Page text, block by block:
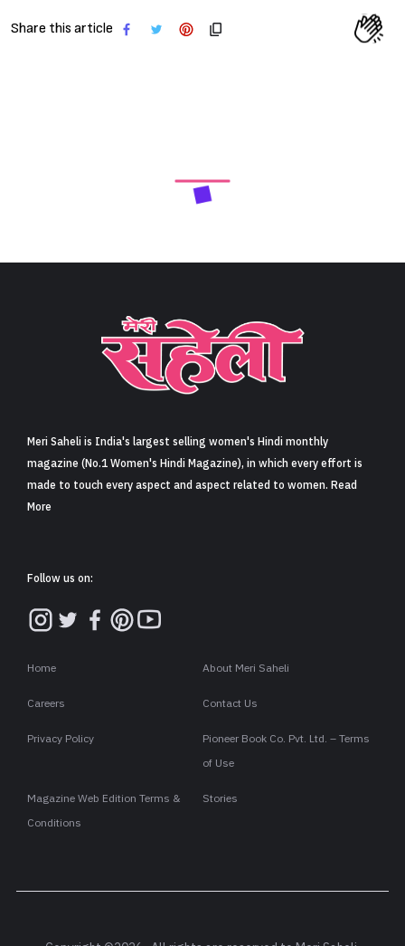
Share this article
Meri Saheli is India's largest selling women's Hindi monthly
magazine (No.1 Women's Hindi Magazine), in which every effort is
made to touch every aspect and aspect related to women. Read
More
Follow us on:
Home About Meri Saheli
Careers Contact Us
Privacy Policy
Pioneer Book Co. Pvt. Ltd. – Terms
of Use
Magazine Web Edition Terms &
Conditions
Stories